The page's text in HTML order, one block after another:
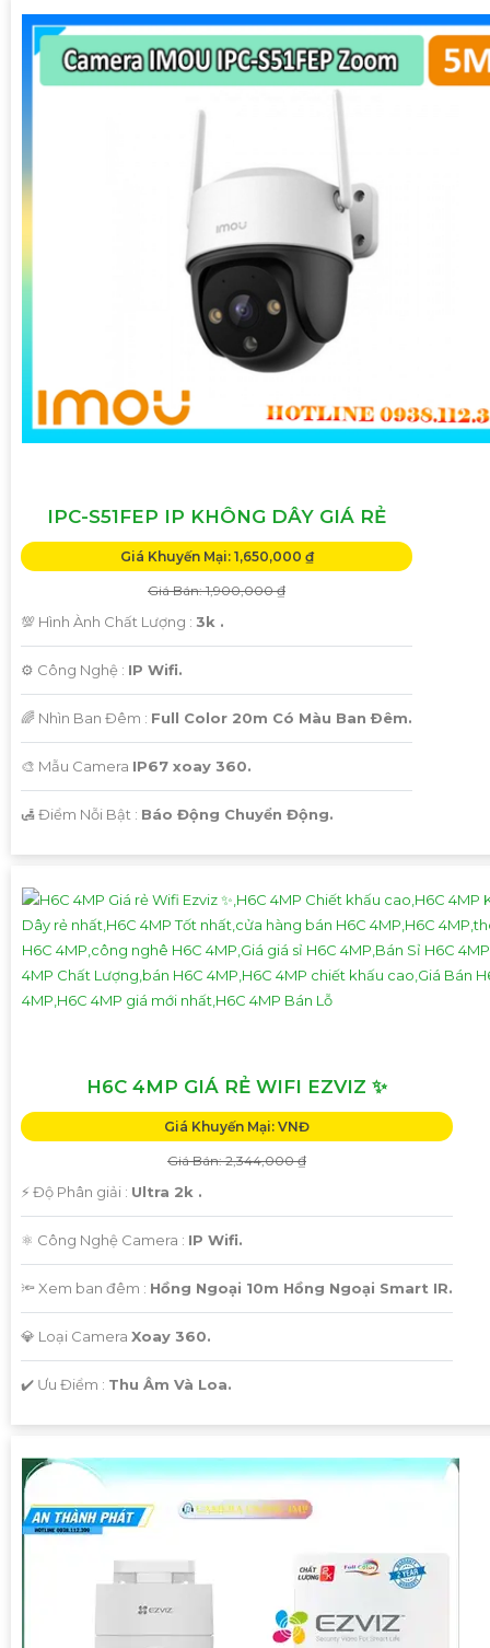
IPC-S51FEP IP KHÔNG DÂY GIÁ RẺ
Giá Khuyến Mại: 1,650,000 ₫
Giá Bán: 1,900,000 ₫
💯 Hình Ành Chất Lượng : 3k .
⚙ Công Nghệ : IP Wifi.
🌈 Nhìn Ban Đêm : Full Color 20m Có Màu Ban Ðêm.
🎨 Mẫu Camera IP67 xoay 360.
️🛃 Điểm Nỗi Bật : Báo Động Chuyển Động.
H6C 4MP GIÁ RẺ WIFI EZVIZ ✨
Giá Khuyến Mại: VNĐ
Giá Bán: 2,344,000 ₫
️⚡ Độ Phân giải : Ultra 2k .
⚛️ Công Nghệ Camera : IP Wifi.
🔦 Xem ban đêm : Hồng Ngoại 10m Hồng Ngoại Smart IR.
💎 Loại Camera Xoay 360.
️✔️ Ưu Điểm : Thu Âm Và Loa.